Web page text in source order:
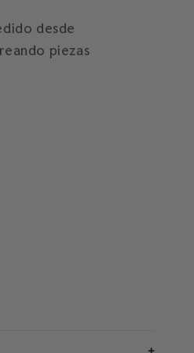
desde
piezas
+